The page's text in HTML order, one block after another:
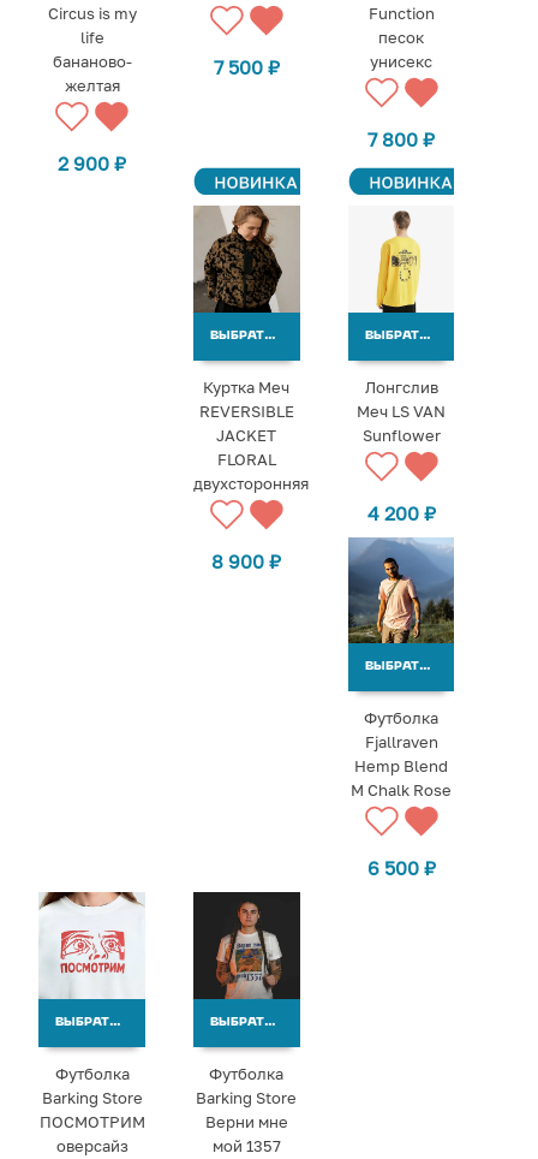
Circus is my
life
бананово-
желтая
2 900₽
7 500 ₽
Function
песок
унисекс
7 800₽
ВЫБРАТЬ ВАРИАНТЫ
Куртка Меч
REVERSIBLE
JACKET
FLORAL
двухсторонняя
8 900₽
ВЫБРАТЬ ВАРИАНТЫ
Лонгслив
Меч LS VAN
Sunflower
4 200 ₽
ВЫБРАТЬ ВАРИАНТЫ
Футболка
Fjallraven
Hemp Blend
M Chalk Rose
6 500 ₽
ВЫБРАТЬ ВАРИАНТЫ
Футболка
Barking Store
ПОСМОТРИМ
оверсайз
ВЫБРАТЬ ВАРИАНТЫ
Футболка
Barking Store
Верни мне
мой 1357